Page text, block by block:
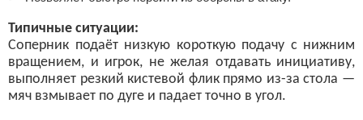
Типичные ситуации:
Соперник подаёт низкую короткую подачу с нижним
вращением, и игрок, не желая отдавать инициативу,
выполняет резкий кистевой флик прямо из-за стола —
мяч взмывает по дуге и падает точно в угол.